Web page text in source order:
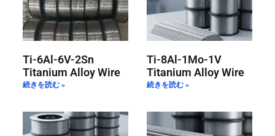
Ti-6Al-6V-2Sn
Titanium Alloy Wire
続きを読む »
Ti-8Al-1Mo-1V
Titanium Alloy Wire
続きを読む »